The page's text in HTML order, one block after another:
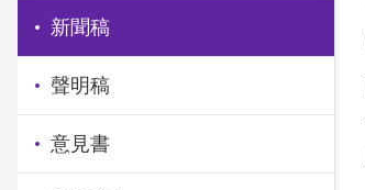
新聞稿
聲明稿
意見書